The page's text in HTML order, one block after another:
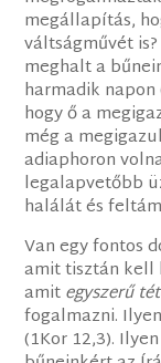
megállapítás,
váltságművét
meghalt a
harmadik napon
hogy ő a
még a
adiaphoron
legalapvetőbb
halálát és
Van egy fontos
amit tisztán kell
amitegyszerű
fogalmazni.
(1Kor 12,3).